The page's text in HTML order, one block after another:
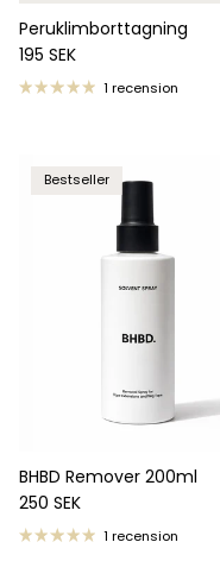
Peruklimborttagning
Ordinarie pris
195 SEK
1 recension
Bestseller
BHBD Remover 200ml
Ordinarie pris
250 SEK
1 recension